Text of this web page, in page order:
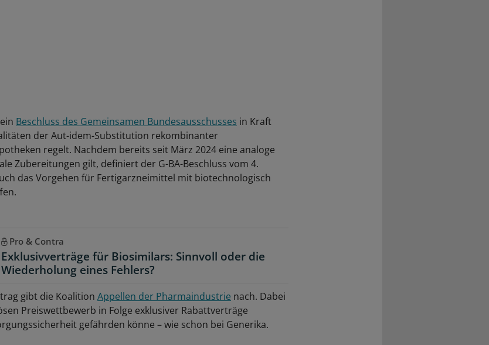
Beschluss des Gemeinsamen Bundesausschusses in Kraft
der Aut-idem-Substitution rekombinanter
regelt. Nachdem bereits seit März 2024 eine analoge
Zubereitungen gilt, definiert der G-BA-Beschluss vom 4.
das Vorgehen für Fertigarzneimittel mit biotechnologisch
Pro & Contra
Exklusivverträge für Biosimilars: Sinnvoll oder die
Wiederholung eines Fehlers?
gibt die Koalition Appellen der Pharmaindustrie nach. Dabei
Preiswettbewerb in Folge exklusiver Rabattverträge
gefährden könne – wie schon bei Generika.